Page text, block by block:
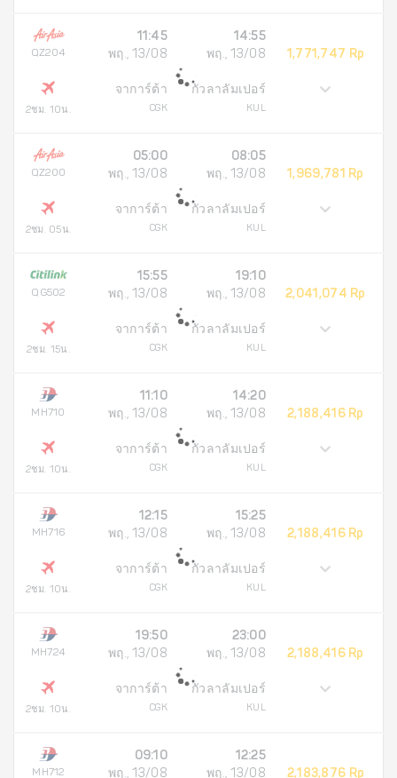
QZ204
2ชม. 10น.
11:45
พฤ., 13/08
จาการ์ต้า
CGK
14:55
พฤ., 13/08
กัวลาลัมเปอร์
KUL
1,771,747 Rp
QZ200
2ชม. 05น.
05:00
พฤ., 13/08
จาการ์ต้า
CGK
08:05
พฤ., 13/08
กัวลาลัมเปอร์
KUL
1,969,781 Rp
QG502
2ชม. 15น.
15:55
พฤ., 13/08
จาการ์ต้า
CGK
19:10
พฤ., 13/08
กัวลาลัมเปอร์
KUL
2,041,074 Rp
MH710
2ชม. 10น.
11:10
พฤ., 13/08
จาการ์ต้า
CGK
14:20
พฤ., 13/08
กัวลาลัมเปอร์
KUL
2,188,416 Rp
MH716
2ชม. 10น.
12:15
พฤ., 13/08
จาการ์ต้า
CGK
15:25
พฤ., 13/08
กัวลาลัมเปอร์
KUL
2,188,416 Rp
MH724
2ชม. 10น.
19:50
พฤ., 13/08
จาการ์ต้า
CGK
23:00
พฤ., 13/08
กัวลาลัมเปอร์
KUL
2,188,416 Rp
MH712
09:10
พฤ., 13/08
12:25
พฤ., 13/08
2,183,876 Rp